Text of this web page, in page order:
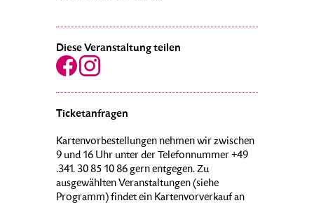
Diese Veranstaltung teilen
Ticketanfragen
Kartenvorbestellungen nehmen wir zwischen
9 und 16 Uhr unter der Telefonnummer +49
.341. 30 85 10 86 gern entgegen. Zu
ausgewählten Veranstaltungen (siehe
Programm) findet ein Kartenvorverkauf an